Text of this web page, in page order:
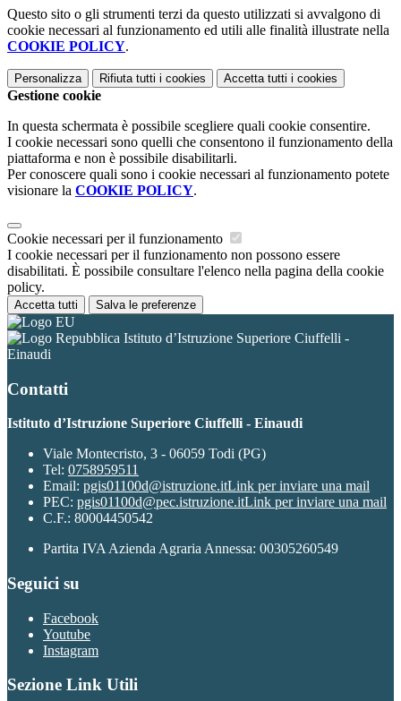
Questo sito o gli strumenti terzi da questo utilizzati si avvalgono di
cookie necessari al funzionamento ed utili alle finalità illustrate nella
COOKIE POLICY.
Personalizza Rifiuta tutti i cookies Accetta tutti i cookies
Gestione cookie
In questa schermata è possibile scegliere quali cookie consentire.
I cookie necessari sono quelli che consentono il funzionamento della
piattaforma e non è possibile disabilitarli.
Per conoscere quali sono i cookie necessari al funzionamento potete
visionare la COOKIE POLICY.
Cookie necessari per il funzionamento
I cookie necessari per il funzionamento non possono essere
disabilitati. È possibile consultare l'elenco nella pagina della cookie
policy.
Accetta tutti Salva le preferenze
Istituto d’Istruzione Superiore Ciuffelli -
Einaudi
Contatti
Istituto d’Istruzione Superiore Ciuffelli - Einaudi
Viale Montecristo, 3 - 06059 Todi (PG)
Tel: 0758959511
Email: pgis01100d@istruzione.itLink per inviare una mail
PEC: pgis01100d@pec.istruzione.itLink per inviare una mail
C.F.: 80004450542
Partita IVA Azienda Agraria Annessa: 00305260549
Seguici su
Facebook
Youtube
Instagram
Sezione Link Utili